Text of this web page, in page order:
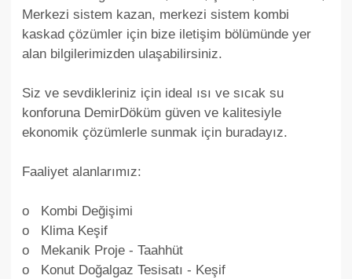
Merkezi sistem kazan, merkezi sistem kombi
kaskad çözümler için bize iletişim bölümünde yer
alan bilgilerimizden ulaşabilirsiniz.
Siz ve sevdikleriniz için ideal ısı ve sıcak su
konforuna DemirDöküm güven ve kalitesiyle
ekonomik çözümlerle sunmak için buradayız.
Faaliyet alanlarımız:
o Kombi Değişimi
o Klima Keşif
o Mekanik Proje - Taahhüt
o Konut Doğalgaz Tesisatı - Keşif